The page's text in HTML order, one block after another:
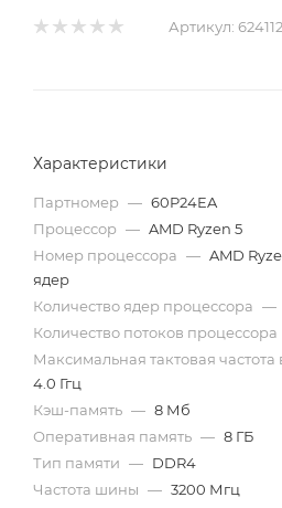
Артикул:
Характеристики
Партномер — 60P24EA
Процессор — AMD Ryzen 5
Номер процессора — AMD
ядер
Количество ядер процессора —
Количество потоков процессора
Максимальная тактовая
4.0 Ггц
Кэш-память — 8 Мб
Оперативная память — 8 ГБ
Тип памяти — DDR4
Частота шины — 3200 Мгц